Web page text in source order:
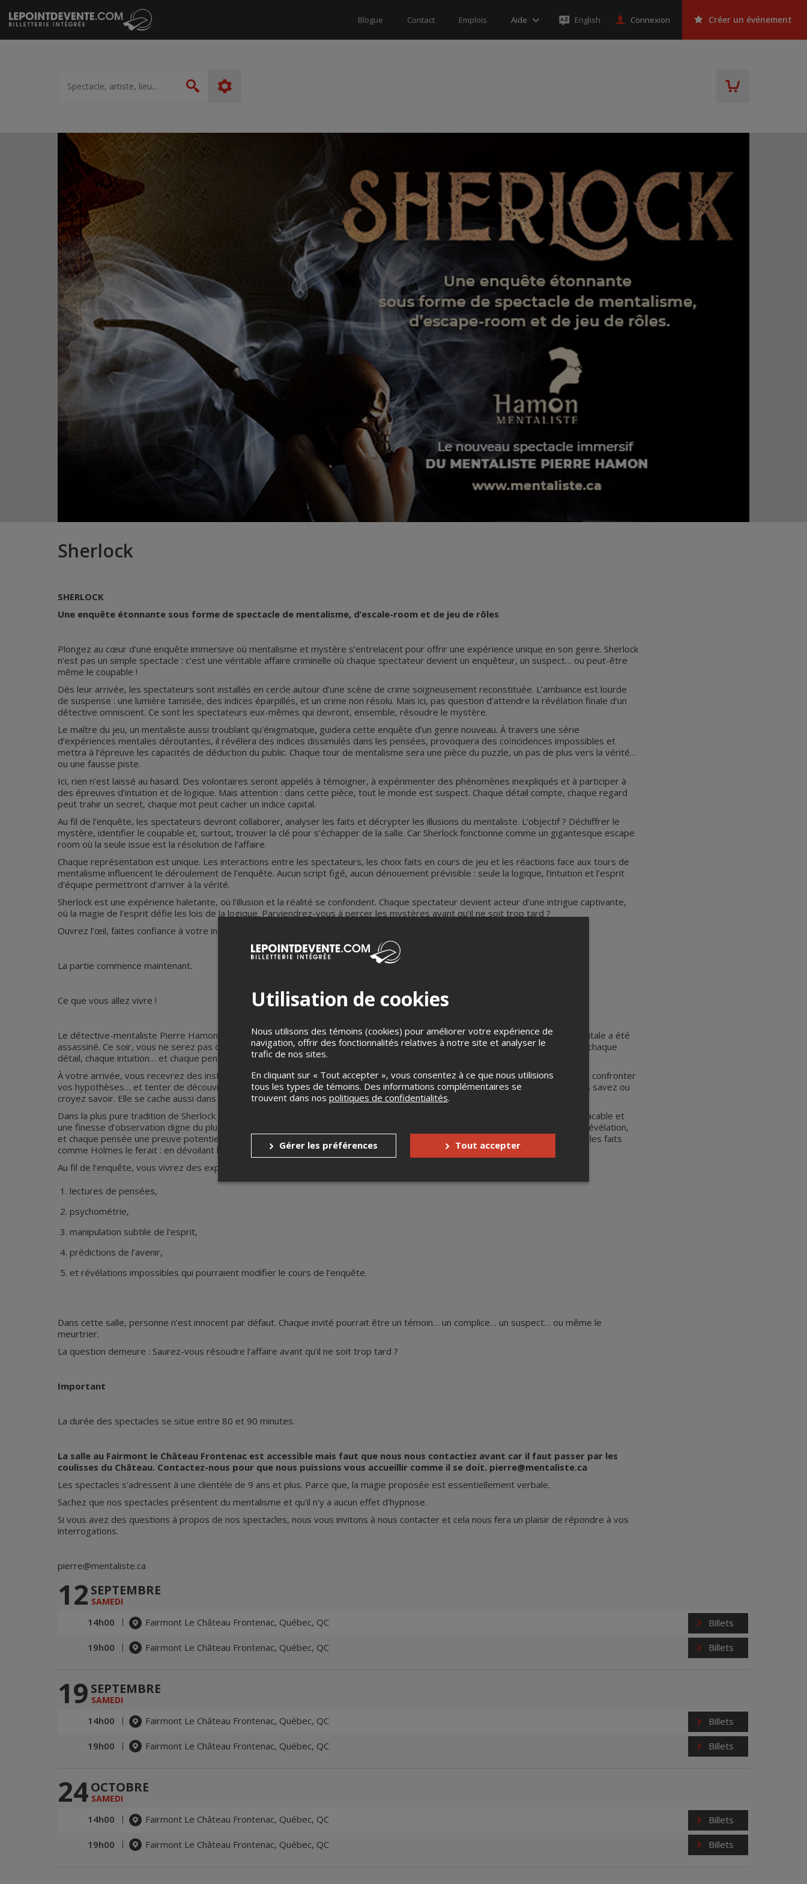
Passer
au
contenu
Blogue Contact Emplois Aide English Connexion Créer un événement
artiste,
lieu...
Rechercher
Sherlock
SHERLOCK
Une enquête étonnante sous forme de spectacle de mentalisme, d’escale-room et de jeu de rôles
Plongez au cœur d’une enquête immersive où mentalisme et mystère s’entrelacent pour offrir une expérience unique en son genre. Sherlock
n’est pas un simple spectacle : c’est une véritable affaire criminelle où chaque spectateur devient un enquêteur, un suspect… ou peut-être
même le coupable !
Dès leur arrivée, les spectateurs sont installés en cercle autour d’une scène de crime soigneusement reconstituée. L’ambiance est lourde
de suspense : une lumière tamisée, des indices éparpillés, et un crime non résolu. Mais ici, pas question d’attendre la révélation finale d’un
détective omniscient. Ce sont les spectateurs eux-mêmes qui devront, ensemble, résoudre le mystère.
Le maître du jeu, un mentaliste aussi troublant qu’énigmatique, guidera cette enquête d’un genre nouveau. À travers une série
d’expériences mentales déroutantes, il révélera des indices dissimulés dans les pensées, provoquera des coïncidences impossibles et
mettra à l’épreuve les capacités de déduction du public. Chaque tour de mentalisme sera une pièce du puzzle, un pas de plus vers la vérité…
ou une fausse piste.
Ici, rien n’est laissé au hasard. Des volontaires seront appelés à témoigner, à expérimenter des phénomènes inexpliqués et à participer à
des épreuves d’intuition et de logique. Mais attention : dans cette pièce, tout le monde est suspect. Chaque détail compte, chaque regard
peut trahir un secret, chaque mot peut cacher un indice capital.
Au fil de l’enquête, les spectateurs devront collaborer, analyser les faits et décrypter les illusions du mentaliste. L’objectif ? Déchiffrer le
mystère, identifier le coupable et, surtout, trouver la clé pour s’échapper de la salle. Car Sherlock fonctionne comme un gigantesque escape
room où la seule issue est la résolution de l’affaire.
Chaque représentation est unique. Les interactions entre les spectateurs, les choix faits en cours de jeu et les réactions face aux tours de
mentalisme influencent le déroulement de l’enquête. Aucun script figé, aucun dénouement prévisible : seule la logique, l’intuition et l’esprit
d’équipe permettront d’arriver à la vérité.
Sherlock est une expérience haletante, où l’illusion et la réalité se confondent. Chaque spectateur devient acteur d’une intrigue captivante,
où la magie de l’esprit défie les lois de la logique. Parviendrez-vous à percer les mystères avant qu’il ne soit trop tard ?
Ouvrez l’œil, faites confiance à votre instinct… et surtout, ne vous laissez pas manipuler.
La partie commence maintenant.
Ce que vous allez vivre !
Le détective-mentaliste Pierre Hamon vous convie directement sur une scène de crime où un personnage d’une importance capitale a été
assassiné. Ce soir, vous ne serez pas de simples spectateurs : vous devenez les enquêteurs, plongés au cœur d’un mystère où chaque
détail, chaque intuition… et chaque pensée compte.
À votre arrivée, vous recevrez des instructions essentielles. Vous aurez ensuite 90 minutes pour collaborer, analyser les indices, confronter
vos hypothèses… et tenter de découvrir la vérité. Mais prenez garde : la solution ne se trouve pas uniquement dans ce que vous savez ou
croyez savoir. Elle se cache aussi dans ce que le détective-mentaliste parviendra à extirper de votre esprit.
Dans la plus pure tradition de Sherlock Holmes, Pierre Hamon mènera l’enquête avec une précision redoutable, une logique implacable et
une finesse d’observation digne du plus grand détective de Baker Street. Chaque détail deviendra une piste, chaque geste une révélation,
et chaque pensée une preuve potentielle. Grâce à son approche méthodique, brillante et teintée de mentalisme, il reconstituera les faits
comme Holmes le ferait : en dévoilant l’invisible, en déjouant les fausses pistes et en révélant les secrets enfouis.
Au fil de l’enquête, vous vivrez des expériences troublantes :
lectures de pensées,
psychométrie,
manipulation subtile de l’esprit,
prédictions de l’avenir,
et révélations impossibles qui pourraient modifier le cours de l’enquête.
Dans cette salle, personne n’est innocent par défaut. Chaque invité pourrait être un témoin… un complice… un suspect… ou même le
meurtrier.
​La question demeure : Saurez-vous résoudre l’affaire avant qu’il ne soit trop tard ?
Important
La durée des spectacles se situe entre 80 et 90 minutes.
La salle au Fairmont le Château Frontenac est accessible mais faut que nous nous contactiez avant car il faut passer par les
coulisses du Château. Contactez-nous pour que nous puissions vous accueillir comme il se doit. pierre@mentaliste.ca​​​
Les spectacles s'adressent à une clientèle de 9 ans et plus. Parce que, la magie proposée est essentiellement verbale.
Sachez que nos spectacles présentent du mentalisme et qu'il n'y a aucun effet d'hypnose.
Si vous avez des questions à propos de nos spectacles, nous vous invitons à nous contacter et cela nous fera un plaisir de répondre à vos
interrogations.
pierre@mentaliste.ca​​​
12 SEPTEMBRE
SAMEDI
14h00 Fairmont Le Château Frontenac, Québec, QC Billets
19h00 Fairmont Le Château Frontenac, Québec, QC Billets
19 SEPTEMBRE
SAMEDI
14h00 Fairmont Le Château Frontenac, Québec, QC Billets
19h00 Fairmont Le Château Frontenac, Québec, QC Billets
24OCTOBRE
SAMEDI
14h00 Fairmont Le Château Frontenac, Québec, QC Billets
19h00 Fairmont Le Château Frontenac, Québec, QC Billets
Utilisation de cookies
Nous utilisons des témoins (cookies) pour améliorer votre expérience de
navigation, offrir des fonctionnalités relatives à notre site et analyser le
trafic de nos sites.
En cliquant sur « Tout accepter », vous consentez à ce que nous utilisions
tous les types de témoins. Des informations complémentaires se
trouvent dans nos politiques de confidentialités.
Gérer les préférences Tout accepter